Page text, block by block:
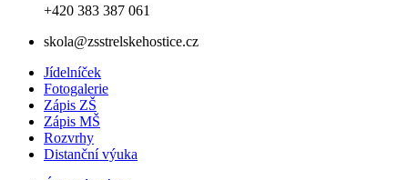
+420 383 387 061
skola@zsstrelskehostice.cz
Jídelníček
Fotogalerie
Zápis ZŠ
Zápis MŠ
Rozvrhy
Distanční výuka